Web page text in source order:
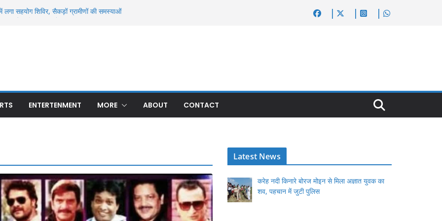
लगा सहयोग शिविर, सैकड़ों ग्रामीणों की समस्याओं
मौत से सनसनी, ओढ़नी के फंदे से लटका मिला शव;
घायल
के निर्देश
ENTERTENMENT MORE ABOUT CONTACT
Latest News
करेह नदी किनारे बोरज मोइन से मिला अज्ञात युवक का
शव, पहचान में जुटी पुलिस